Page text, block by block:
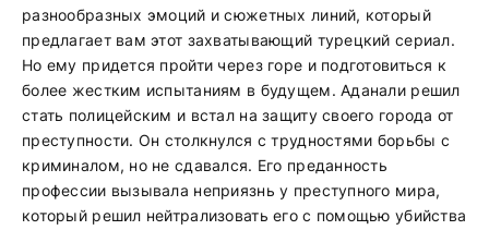
разнообразных эмоций и сюжетных линий, который
предлагает вам этот захватывающий турецкий сериал.
Но ему придется пройти через горе и подготовиться к
более жестким испытаниям в будущем. Аданали решил
стать полицейским и встал на защиту своего города от
преступности. Он столкнулся с трудностями борьбы с
криминалом, но не сдавался. Его преданность
профессии вызывала неприязнь у преступного мира,
который решил нейтрализовать его с помощью убийства